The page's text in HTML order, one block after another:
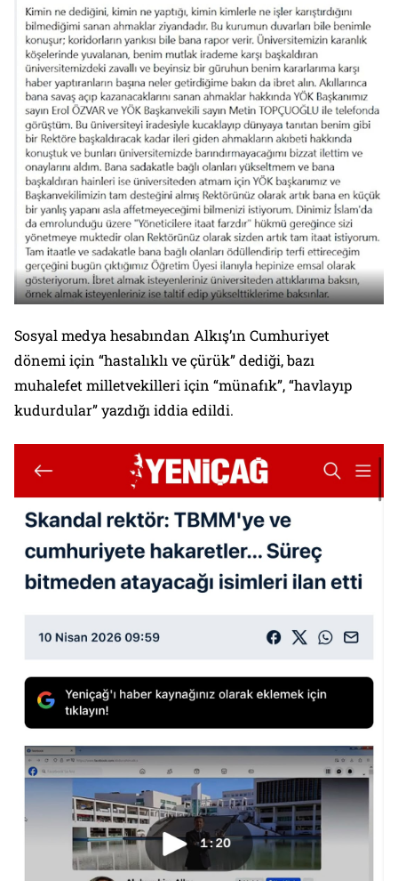
Sosyal medya hesabından Alkış’ın Cumhuriyet
dönemi için “hastalıklı ve çürük” dediği, bazı
muhalefet milletvekilleri için “münafık”, “havlayıp
kudurdular” yazdığı iddia edildi.